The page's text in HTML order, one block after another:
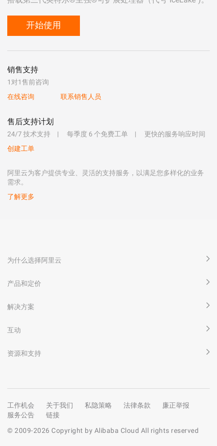
开始使用
销售支持
1对1售前咨询
在线咨询
联系销售人员
售后支持计划
24/7 技术支持 每季度 6 个免费工单
更快的服务响应时间
创建工单
阿里云为客户提供专业、灵活的支持服务，以满足您多样化的业务
需求。
了解更多
为什么选择阿里云
产品和定价
解决方案
互动
资源和支持
工作机会 关于我们 私隐策略 法律条款
廉正举报
服务公告
链接
© 2009-2026 Copyright by Alibaba Cloud All rights reserved